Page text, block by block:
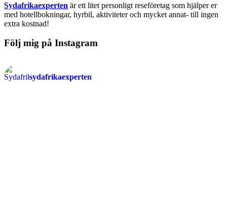
Sydafrikaexperten är ett litet personligt reseföretag som hjälper er
med hotellbokningar, hyrbil, aktiviteter och mycket annat- till ingen
extra kostnad!
Följ mig på Instagram
sydafrikaexperten